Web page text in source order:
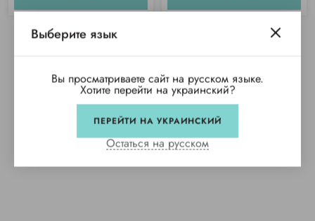
Выберите язык
Вы просматриваете сайт на русском языке.
Хотите перейти на украинский?
ПЕРЕЙТИ НА УКРАИНСКИЙ
Остаться на русском